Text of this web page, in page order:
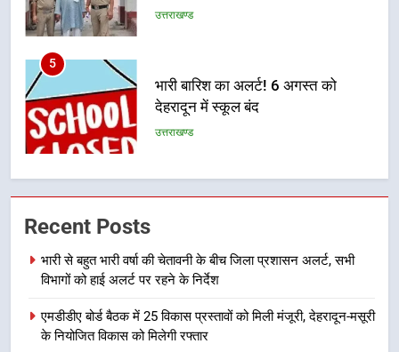
गिरफ्तार
उत्तराखण्ड
5
भारी बारिश का अलर्ट! 6 अगस्त को
देहरादून में स्कूल बंद
उत्तराखण्ड
6
मुख्यमंत्री धामी की सुरक्षा प्राथमिकता:
कांवड़ मार्ग
उत्तराखण्ड
एसआईआर प्रक्रिया की निगरानी के लिए
प्रदेश कांग्रेस मुख्यालय में कंट्रोल रूम
Recent Posts
भारी से बहुत भारी वर्षा की चेतावनी के बीच जिला प्रशासन अलर्ट, सभी
विभागों को हाई अलर्ट पर रहने के निर्देश
एमडीडीए बोर्ड बैठक में 25 विकास प्रस्तावों को मिली मंजूरी, देहरादून-मसूरी
के नियोजित विकास को मिलेगी रफ्तार